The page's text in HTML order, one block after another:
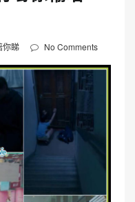
你睇 No Comments